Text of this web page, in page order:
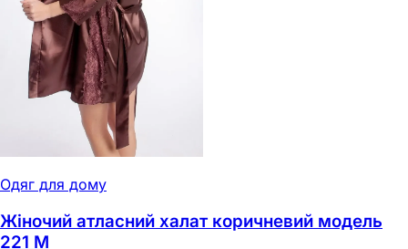
Одяг для дому
Жіночий атласний халат коричневий модель
221 M